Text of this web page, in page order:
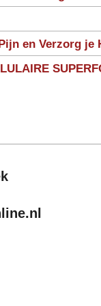
en Verzorg je